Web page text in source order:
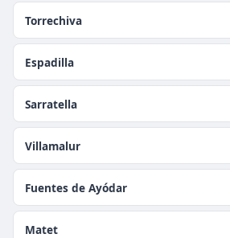
Torrechiva
Espadilla
Sarratella
Villamalur
Fuentes de Ayódar
Matet